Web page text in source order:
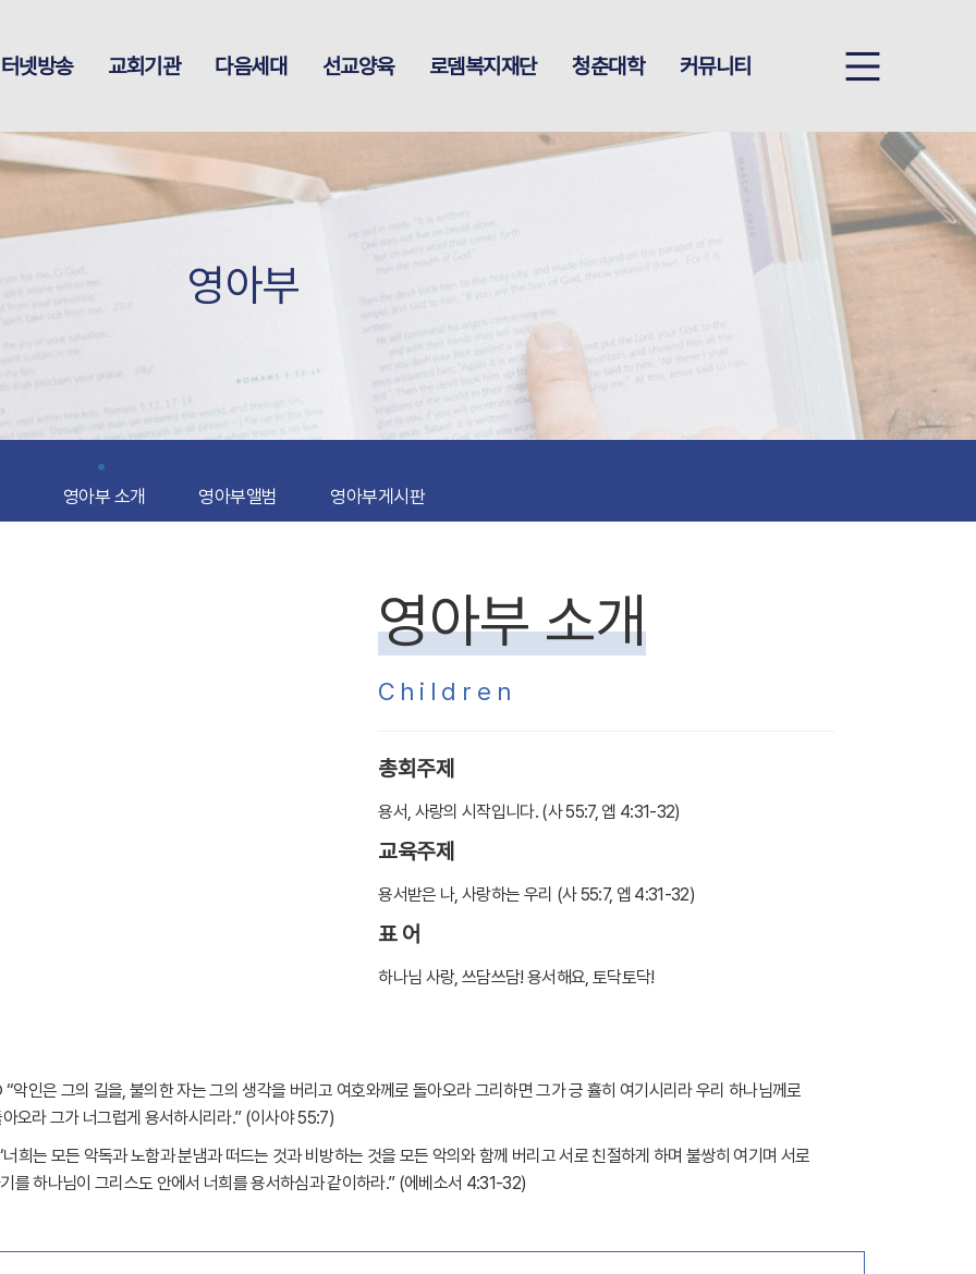
넷방송 교회기관 다음세대 선교양육 로뎀복지재단 청춘대학 커뮤니티
영아부
영아부 소개 영아부앨범 영아부게시판
영아부 소개
Children
총회주제
용서, 사랑의 시작입니다. (사55:7, 엡 4:31-32)
교육주제
용서받은 나,사랑하는 우리 (사55:7, 엡 4:31-32)
표 어
하나님 사랑,쓰담쓰담!용서해요,토닥토닥!
“악인은 그의 길을,불의한 자는 그의 생각을 버리고 여호와께로 돌아오라 그리하면 그가 긍 휼히 여기시리라 우리 하나님께로
오라 그가 너그럽게 용서하시리라.” (이사야55:7)
너희는 모든 악독과 노함과 분냄과 떠드는 것과 비방하는 것을 모든 악의와 함께 버리고 서로 친절하게 하며 불쌍히 여기며 서로
를 하나님이 그리스도 안에서 너희를 용서하심과 같이하라.” (에베소서 4:31-32)